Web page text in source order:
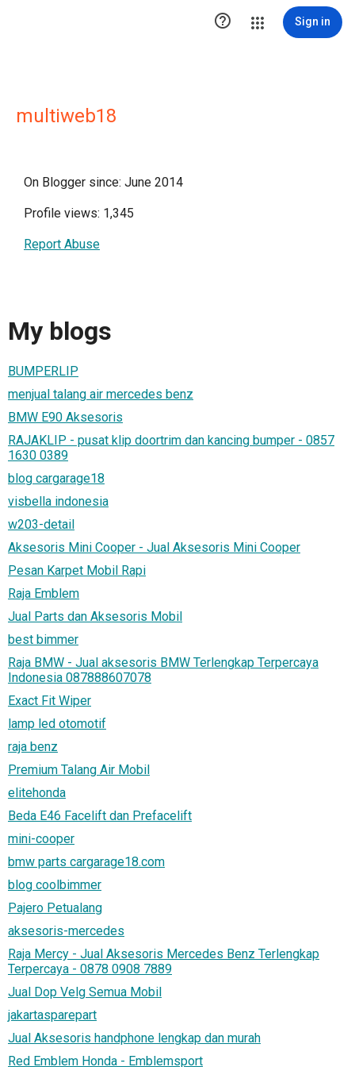
 Sign in
multiweb18
On Blogger since: June 2014
Profile views: 1,345
Report Abuse
My blogs
BUMPERLIP
menjual talang air mercedes benz
BMW E90 Aksesoris
RAJAKLIP - pusat klip doortrim dan kancing bumper - 0857
1630 0389
blog cargarage18
visbella indonesia
w203-detail
Aksesoris Mini Cooper - Jual Aksesoris Mini Cooper
Pesan Karpet Mobil Rapi
Raja Emblem
Jual Parts dan Aksesoris Mobil
best bimmer
Raja BMW - Jual aksesoris BMW Terlengkap Terpercaya
Indonesia 087888607078
Exact Fit Wiper
lamp led otomotif
raja benz
Premium Talang Air Mobil
elitehonda
Beda E46 Facelift dan Prefacelift
mini-cooper
bmw parts cargarage18.com
blog coolbimmer
Pajero Petualang
aksesoris-mercedes
Raja Mercy - Jual Aksesoris Mercedes Benz Terlengkap
Terpercaya - 0878 0908 7889
Jual Dop Velg Semua Mobil
jakartasparepart
Jual Aksesoris handphone lengkap dan murah
Red Emblem Honda - Emblemsport